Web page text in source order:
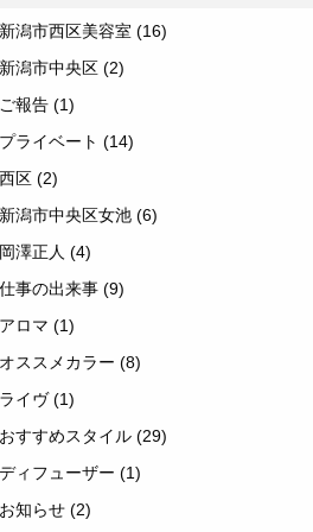
新潟市西区美容室 (16)
新潟市中央区 (2)
ご報告 (1)
プライベート (14)
西区 (2)
新潟市中央区女池 (6)
岡澤正人 (4)
仕事の出来事 (9)
アロマ (1)
オススメカラー (8)
ライヴ(1)
おすすめスタイル (29)
ディフューザー (1)
お知らせ (2)